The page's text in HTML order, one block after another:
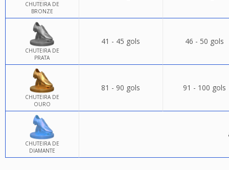
CHUTEIRA DE
BRONZE
CHUTEIRA DE
PRATA
41 - 45 gols 46 - 50 gols
CHUTEIRA DE
OURO
81 - 90 gols 91 - 100 gols
CHUTEIRA DE
DIAMANTE